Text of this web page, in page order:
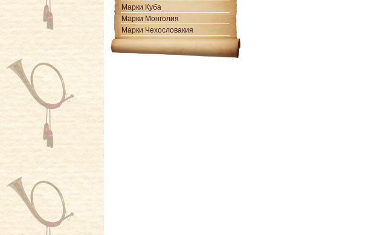
Марки Куба
Марки Монголия
Марки Чехословакия